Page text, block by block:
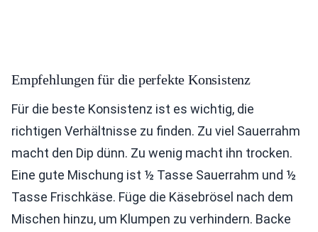
Empfehlungen für die perfekte Konsistenz
Für die beste Konsistenz ist es wichtig, die
richtigen Verhältnisse zu finden. Zu viel Sauerrahm
macht den Dip dünn. Zu wenig macht ihn trocken.
Eine gute Mischung ist ½ Tasse Sauerrahm und ½
Tasse Frischkäse. Füge die Käsebrösel nach dem
Mischen hinzu, um Klumpen zu verhindern. Backe